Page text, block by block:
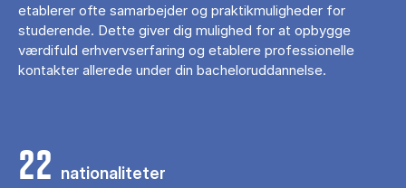
etablerer ofte samarbejder og praktikmuligheder for
studerende. Dette giver dig mulighed for at opbygge
værdifuld erhvervserfaring og etablere professionelle
kontakter allerede under din bacheloruddannelse.
22 nationaliteter